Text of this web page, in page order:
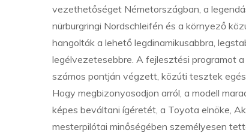
vezethetőséget Németországban, a
nürburgringi Nordschleifén és a környező
hangolták a lehető legdinamikusabbra,
legélvezetesebbre. A fejlesztési programot a
számos pontján végzett, közúti tesztek
Hogy megbizonyosodjon arról, a modell
képes beváltani ígéretét, a Toyota elnöke,
mesterpilótai minőségében személyesen